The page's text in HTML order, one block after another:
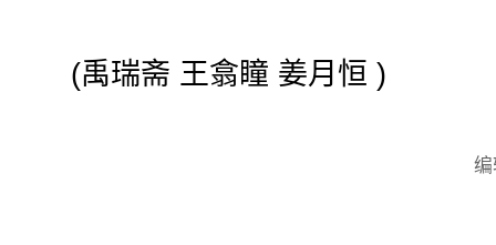
(禹瑞斋 王翕瞳 姜月恒 )